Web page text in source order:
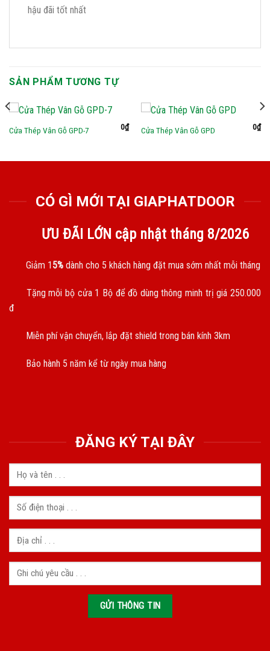
hậu đãi tốt nhất
SẢN PHẨM TƯƠNG TỰ
Cửa Thép Vân Gỗ GPD-7 0₫ Cửa Thép Vân Gỗ GPD 0₫
CÓ GÌ MỚI TẠI GIAPHATDOOR
ƯU ĐÃI LỚN cập nhật tháng 8/2026
Giảm 1 5% dành cho 5 khách hàng đặt mua sớm nhất mỗi tháng
Tặng mỗi bộ cửa 1 Bộ để đồ dùng thông minh trị giá 250.000
đ
Miễn phí vận chuyển, lắp đặt shield trong bán kính 3km
Bảo hành 5 năm kể từ ngày mua hàng
ĐĂNG KÝ TẠI ĐÂY